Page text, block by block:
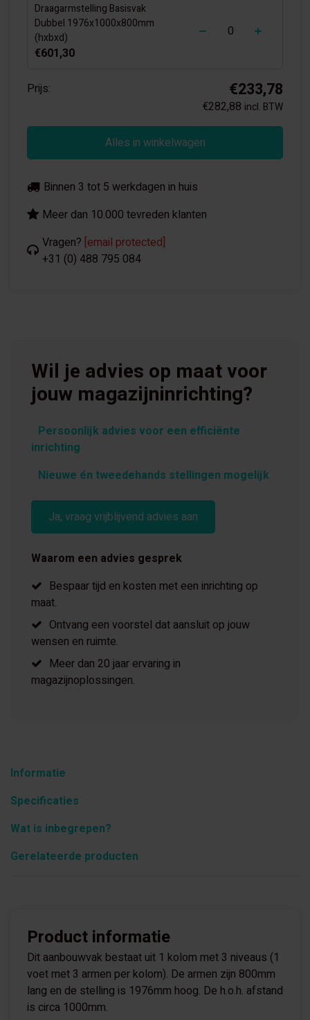
Draagarmstelling Basisvak
Dubbel 1976x1000x800mm
(hxbxd)
€601,30
-
Prijs: €233,78
€282,88 incl. BTW
Alles in winkelwagen
Binnen 3 tot 5 werkdagen in huis
Meer dan 10.000 tevreden klanten
Vragen? [email protected]
+31 (0) 488 795 084
Wil je advies op maat voor
jouw magazijninrichting?
Persoonlijk advies voor een efficiënte
inrichting
Nieuwe én tweedehands stellingen mogelijk
Ja, vraag vrijblijvend advies aan
Waarom een advies gesprek
Bespaar tijd en kosten met een inrichting op
maat.
Ontvang een voorstel dat aansluit op jouw
wensen en ruimte.
Meer dan 20 jaar ervaring in
magazijnoplossingen.
Informatie
Specificaties
Wat is inbegrepen?
Gerelateerde producten
Product informatie
Dit aanbouwvak bestaat uit 1 kolom met 3 niveaus (1
voet met 3 armen per kolom). De armen zijn 800mm
lang en de stelling is 1976mm hoog. De h.o.h. afstand
is circa 1000mm.